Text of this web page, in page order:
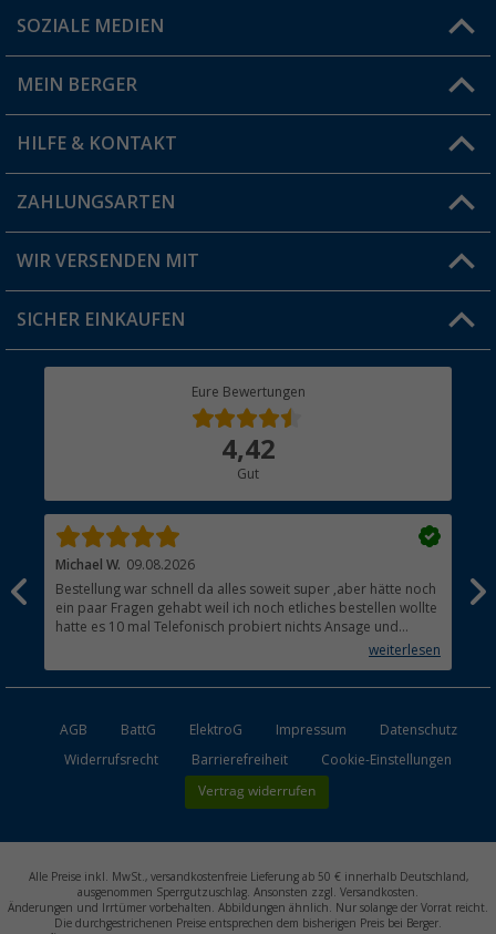
Du hast eine Frage?
Filiale finden
SOZIALE MEDIEN
MEIN BERGER
Vorteilskarte
Blog
Jobs & Karriere
HILFE & KONTAKT
FAQ & Kontakt
Versandinformationen
Rücksendung
ZAHLUNGSARTEN
WIR VERSENDEN MIT
SICHER EINKAUFEN
Eure Bewertungen
4,42
Gut
Michael W. 09.08.2026
Bestellung war schnell da alles soweit super ,aber hätte noch
ein paar Fragen gehabt weil ich noch etliches bestellen wollte
hatte es 10 mal Telefonisch probiert nichts Ansage und
weiterlesen
Ich
AGB BattG ElektroG Impressum
Datenschutz
Widerrufsrecht
Barrierefreiheit Cookie-Einstellungen
Vertrag widerrufen
Alle Preise inkl. MwSt., versandkostenfreie Lieferung ab 50 € innerhalb Deutschland,
ausgenommen Sperrgutzuschlag. Ansonsten zzgl. Versandkosten.
Änderungen und Irrtümer vorbehalten. Abbildungen ähnlich. Nur solange der Vorrat reicht.
Die durchgestrichenen Preise entsprechen dem bisherigen Preis bei Berger.